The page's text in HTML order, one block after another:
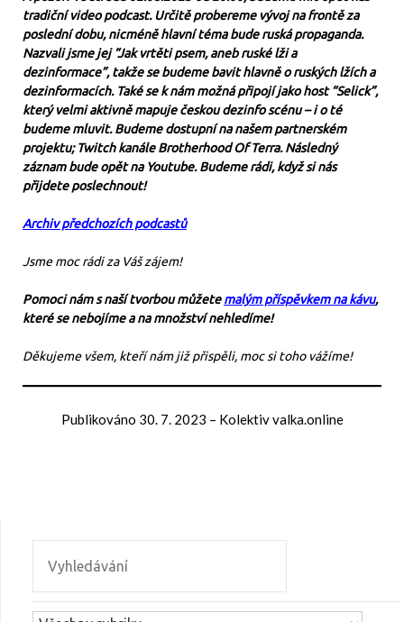
tradiční video podcast. Určitě probereme vývoj na frontě za
poslední dobu, nicméně hlavní téma bude ruská propaganda.
Nazvali jsme jej “Jak vrtěti psem, aneb ruské lži a
dezinformace”, takže se budeme bavit hlavně o ruských lžích a
dezinformacích. Také se k nám možná připojí jako host “Selick”,
který velmi aktivně mapuje českou dezinfo scénu – i o té
budeme mluvit. Budeme dostupní na našem partnerském
projektu; Twitch kanále Brotherhood Of Terra. Následný
záznam bude opět na Youtube. Budeme rádi, když si nás
přijdete poslechnout!
Archiv předchozích podcastů
Jsme moc rádi za Váš zájem!
Pomoci nám s naší tvorbou můžetemalým příspěvkem na kávu,
které se nebojíme a na množství nehledíme!
Děkujeme všem, kteří nám již přispěli, moc si toho vážíme!
Publikováno 30. 7. 2023 – Kolektiv valka.online